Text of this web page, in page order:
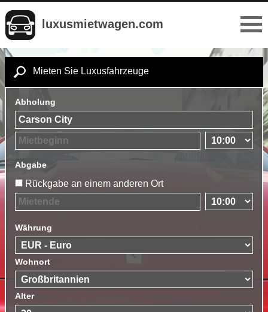
luxusmietwagen.com
Mieten Sie Luxusfahrzeuge
Abholung
Abgabe
Rückgabe an einem anderen Ort
Währung
Wohnort
Alter